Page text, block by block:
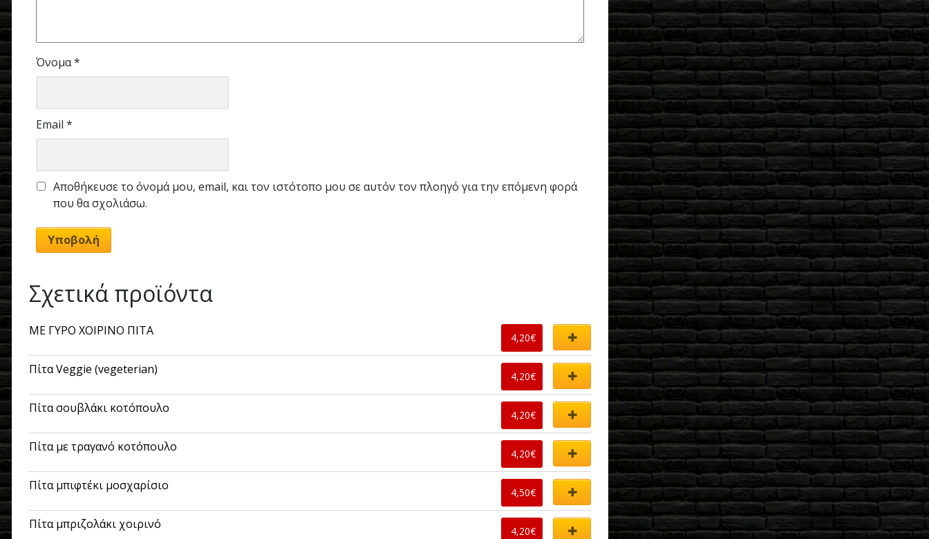
Όνομα*
Email *
Αποθήκευσε το όνομά μου, email, και τον ιστότοπο μου σε αυτόν τον πλοηγό για την επόμενη φορά
που θα σχολιάσω.
Σχετικά προϊόντα
ΜΕ ΓΥΡΟ ΧΟΙΡΙΝΟ ΠΙΤΑ 4,20€
Πίτα Veggie (vegeterian) 4,20€
Πίτα σουβλάκι κοτόπουλο 4,20€
Πίτα με τραγανό κοτόπουλο 4,20€
Πίτα μπιφτέκι μοσχαρίσιο 4,50€
Πίτα μπριζολάκι χοιρινό 4,20€